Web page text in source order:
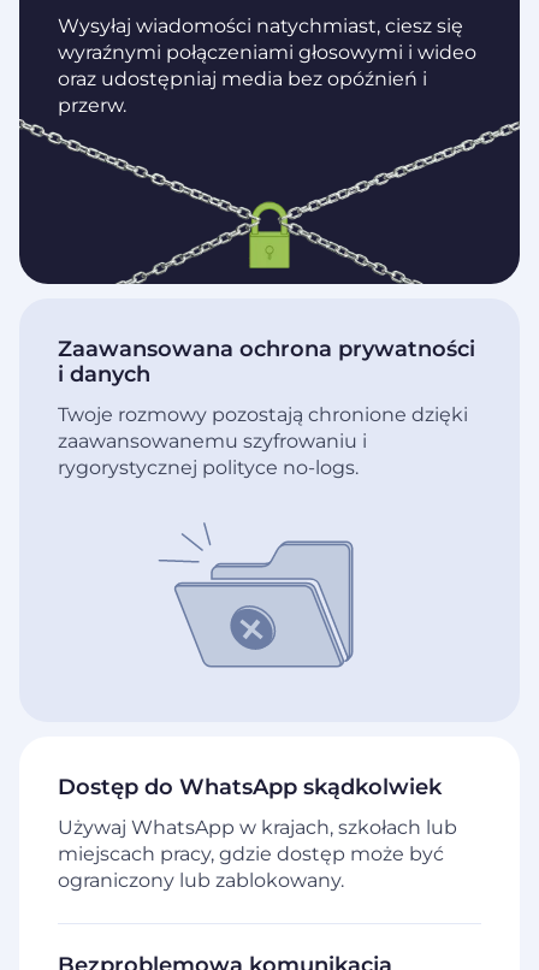
Wysyłaj wiadomości natychmiast, ciesz się
wyraźnymi połączeniami głosowymi i wideo
oraz udostępniaj media bez opóźnień i
przerw.
Dostęp do WhatsApp skądkolwiek
Używaj WhatsApp w krajach, szkołach lub
miejscach pracy, gdzie dostęp może być
ograniczony lub zablokowany.
Zaawansowana ochrona prywatności
i danych
Twoje rozmowy pozostają chronione dzięki
zaawansowanemu szyfrowaniu i
rygorystycznej polityce no-logs.